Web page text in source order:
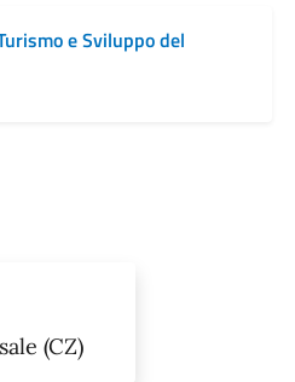
e Sviluppo del
(CZ)